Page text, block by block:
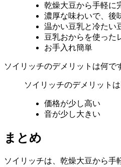
乾燥大豆から手軽に
濃厚な味わいで、後
温かい豆乳と冷たい
豆乳おからを使った
お手入れ簡単
ソイリッチのデメリットは何で
ソイリッチのデメリット
価格が少し高い
音が少し大きい
まとめ
ソイリッチは、乾燥大豆から手